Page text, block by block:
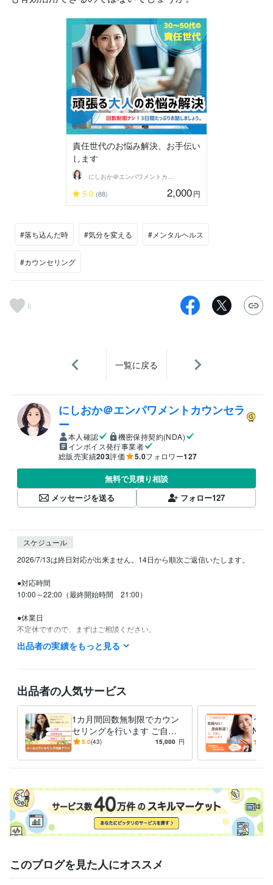
責任世代のお悩み解決、お手伝い
します
にしおか＠エンパワメントカウンセラー
5.0 (88) 2,000円
#落ち込んだ時 #気分を変える #メンタルヘルス
#カウンセリング
8
一覧に戻る
にしおか＠エンパワメントカウンセラ
ー
本人確認
機密保持契約(NDA)
インボイス発行事業者
総販売実績203評価 5.0フォロワー127
無料で見積り相談
メッセージを送る
フォロー127
スケジュール
2026/7/13は終日対応が出来ません。14日から順次ご返信いたします。
●対応時間
10:00～22:00（最終開始時間　21:00）
●休業日
不定休ですので、まずはご相談ください。
精神保健福祉士 取得年 : 2017年
得意分野
悩み相談・カウンセリング メールカウンセリング
精神障害者家族の
ご相談
カウンセリング
悩み相談・カウンセリング
家族支援
出品者の実績をもっと見る
出品者の人気サービス
1カ月間回数無制限でカウン
セリングを行います ご自身
のお悩み・家族のうつ病・自
5.0(43) 15,000 円
うつ
NG
保健
このブログを見た人にオススメ